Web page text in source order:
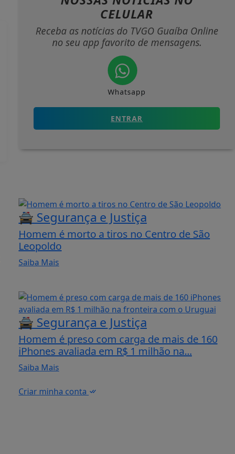
CELULAR
Receba as notícias do TVGO Guaíba Online
no seu app favorito de mensagens.
Whatsapp
ENTRAR
🚔 Segurança e Justiça
Homem é morto a tiros no Centro de São
Leopoldo
Saiba Mais
🚔 Segurança e Justiça
Homem é preso com carga de mais de 160
iPhones avaliada em R$ 1 milhão na...
Saiba Mais
Criar minha conta